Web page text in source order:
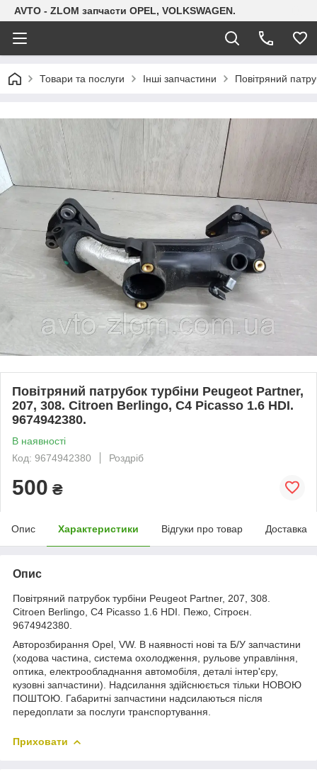
AVTO - ZLOM запчасти OPEL, VOLKSWAGEN.
Товари та послуги Інші запчастини Повітряний
Повітряний патрубок турбіни Peugeot Partner,
207, 308. Citroen Berlingo, C4 Picasso 1.6 HDI.
9674942380.
В наявності
Код: 9674942380
Роздріб
500 ₴
Опис Характеристики Відгуки про товар Доставка
Опис
Повітряний патрубок турбіни Peugeot Partner, 207, 308.
Citroen Berlingo, C4 Picasso 1.6 HDI. Пежо, Сітроєн.
9674942380.
Авторозбирання Opel, VW. В наявності нові та Б/У запчастини
(ходова частина, система охолодження, рульове управління,
оптика, електрообладнання автомобіля, деталі інтер'єру,
кузовні запчастини). Надсилання здійснюється тільки НОВОЮ
ПОШТОЮ. Габаритні запчастини надсилаються після
передоплати за послуги транспортування.
Приховати